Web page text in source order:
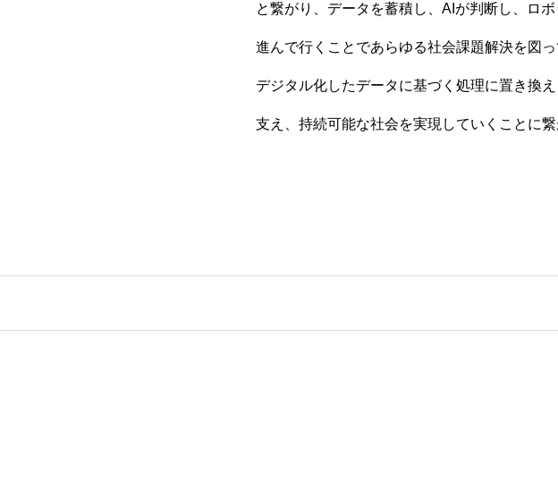
と繋がり、データを蓄積し、AIが判断し、ロ
進んで行くことであらゆる社会課題解決を図
デジタル化したデータに基づく処理に置き換
支え、持続可能な社会を実現していくことに繋